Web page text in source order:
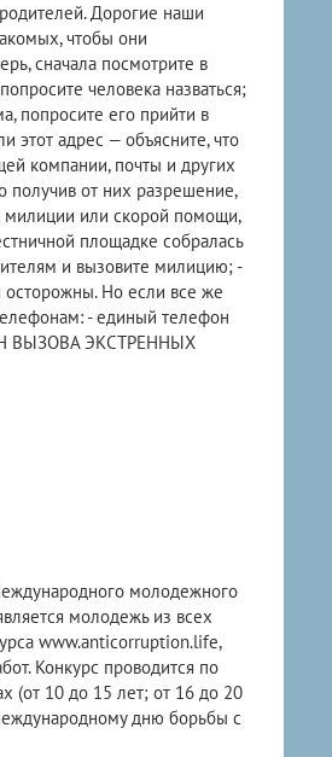
Дорогие наши
чтобы они
сначала посмотрите в
человека назваться;
попросите его прийти в
этот адрес — объясните, что
компании, почты и других
получив от них разрешение,
милиции или скорой помощи,
площадке собралась
и вызовите милицию; -
осторожны. Но если все же
- единый телефон
ВЫЗОВА ЭКСТРЕННЫХ
молодежного
молодежь из всех
www.anticorruption.life,
Конкурс проводится по
(от 10 до 15 лет; от 16 до 20
дню борьбы с